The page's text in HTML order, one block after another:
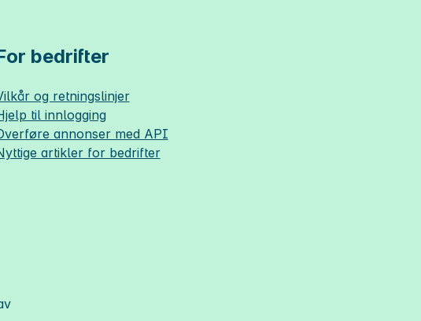
bedrifter
og retningslinjer
til innlogging
annonser med API
artikler for bedrifter